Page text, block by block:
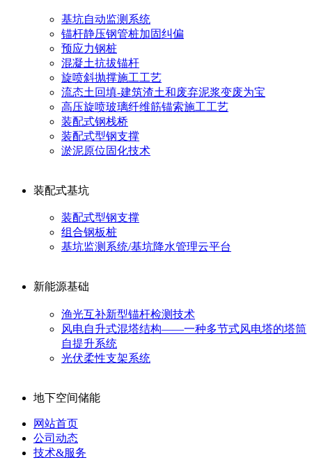
基坑自动监测系统
锚杆静压钢管桩加固纠偏
预应力钢桩
混凝土抗拔锚杆
旋喷斜抛撑施工工艺
流态土回填-建筑渣土和废弃泥浆变废为宝
高压旋喷玻璃纤维筋锚索施工工艺
装配式钢栈桥
装配式型钢支撑
淤泥原位固化技术
装配式基坑
装配式型钢支撑
组合钢板桩
基坑监测系统/基坑降水管理云平台
新能源基础
渔光互补新型锚杆检测技术
风电自升式混塔结构——一种多节式风电塔的塔筒
自提升系统
光伏柔性支架系统
地下空间储能
网站首页
公司动态
技术&服务